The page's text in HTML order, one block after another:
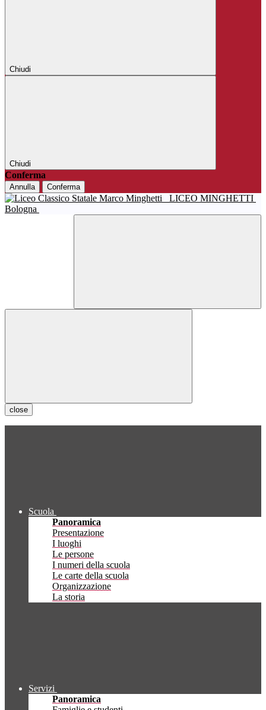
Chiudi
Chiudi
Conferma
Annulla Conferma
LICEO MINGHETTI
Bologna
close
Scuola
Panoramica
Presentazione
I luoghi
Le persone
I numeri della scuola
Le carte della scuola
Organizzazione
La storia
Servizi
Panoramica